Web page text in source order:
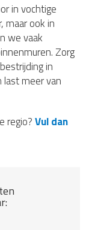
in vochtige
maar ook in
we vaak
Zorg
in
last meer van
regio?Vul dan